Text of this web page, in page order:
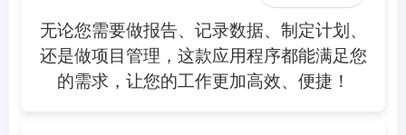
无论您需要做报告、记录数据、制定计划、
还是做项目管理，这款应用程序都能满足您
的需求，让您的工作更加高效、便捷！